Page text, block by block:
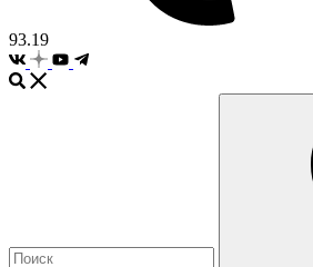
93.19